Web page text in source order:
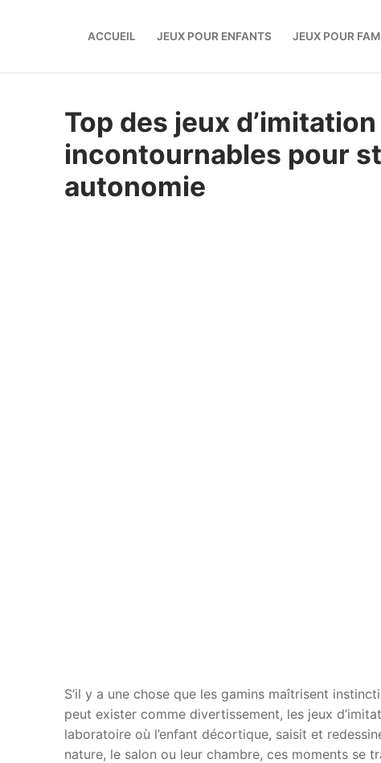
ACCUEIL JEUX POUR ENFANTS JEUX POUR
Top des jeux
incontournables pour
autonomie
S’il y a une chose que les gamins maîtrisent
peut exister comme divertissement, les jeux
laboratoire où l’enfant décortique, saisit et
nature, le salon ou leur chambre, ces moments se